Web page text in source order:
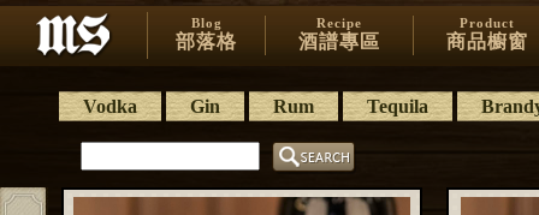
Blog
部落格
Recipe
酒譜專區
Product
商品櫥窗
Vodka Gin Rum Tequila